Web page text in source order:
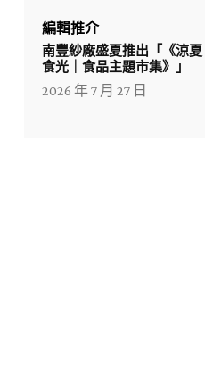
編輯推介
南豐紗廠盛夏推出「《涼夏
食光｜食品主題市集》」
2026 年 7 月 27 日